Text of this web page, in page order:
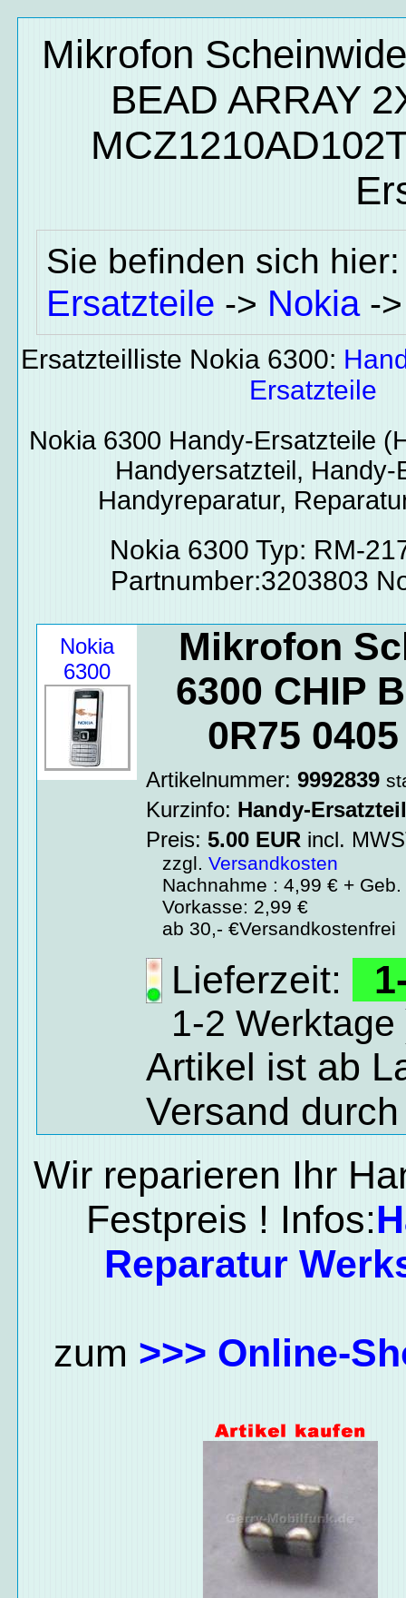
Mikrofon
BEAD ARRAY
Sie befinden sich
Ersatzteile -> Nokia-
Ersatzteilliste Nokia 6300:
Ersatzteile
Nokia 6300 Handy-Ersatzteile
Handyersatzteil, Handy-
Handyreparatur,
Nokia 6300 Typ: RM-
Partnumber:3203803
Nokia
6300
Mikrofon
6300 CHIP
0R75
Artikelnummer:9992839
Kurzinfo: Handy-
Preis:5.00 EUR incl.
zzgl.Versandkosten
Nachnahme : 4,99 € + Geb.
Vorkasse: 2,99 €
ab 30,- €Versandkostenfrei
Lieferzeit:
1-2 Werktage
Artikel ist ab
Versand
Wir reparieren Ihr
Festpreis ! Infos:
Reparatur
zum >>> Online-